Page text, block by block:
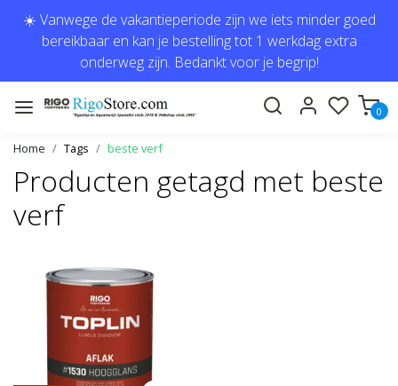
☀️ Vanwege de vakantieperiode zijn we iets minder goed
bereikbaar en kan je bestelling tot 1 werkdag extra
onderweg zijn. Bedankt voor je begrip!
0
Home Tags beste verf
Producten getagd met beste
verf